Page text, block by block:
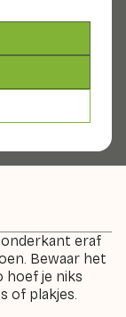
Van
zetten. Voor
bewaren,
venkel
onderkant eraf
Bewaar het
hoef je niks
of plakjes.